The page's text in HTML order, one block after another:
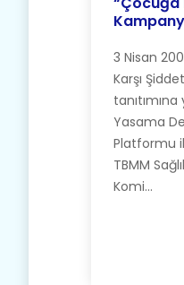
3 Nisan
Karşı
Yasama
Platformu
TBMM
Komi...